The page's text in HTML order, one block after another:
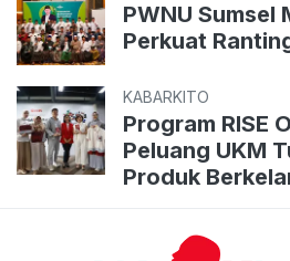
PWNU Sumsel
Perkuat
KABARKITO
Program RISE
Peluang UKM
Produk